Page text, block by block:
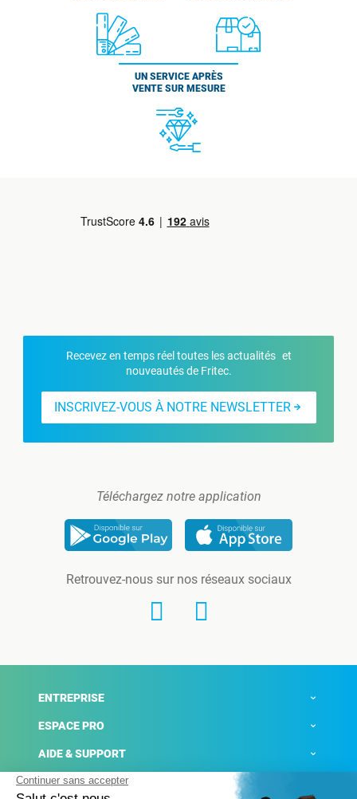
UN SERVICE APRÈS
VENTE SUR MESURE
Recevez en temps réel toutes les actualités et
nouveautés de Fritec.
INSCRIVEZ-VOUS À NOTRE NEWSLETTER
Téléchargez notre application
Retrouvez-nous sur nos réseaux sociaux
ENTREPRISE
ESPACE PRO
AIDE & SUPPORT
ACTUALITÉS